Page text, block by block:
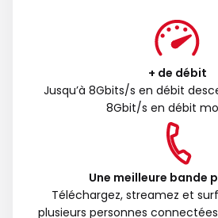
+ de débit
Jusqu’à 8Gbits/s en débit
8Gbit/s en débit
Une meilleure bande
Téléchargez, streamez et
plusieurs personnes